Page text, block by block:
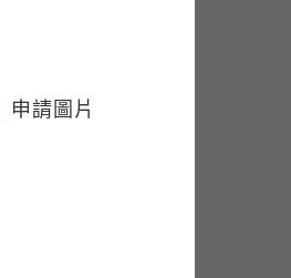
申請圖片